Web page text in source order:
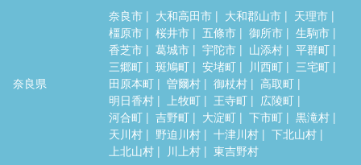
奈良県
奈良市 大和高田市 大和郡山市
天理市
橿原市
桜井市 五條市 御所市
生駒市
香芝市
葛城市 宇陀市 山添村
平群町
三郷町
斑鳩町 安堵町 川西町
三宅町
田原本町
曽爾村 御杖村
高取町
明日香村
上牧町 王寺町
広陵町
河合町
吉野町 大淀町 下市町
黒滝村
天川村
野迫川村 十津川村
下北山村
上北山村
川上村 東吉野村